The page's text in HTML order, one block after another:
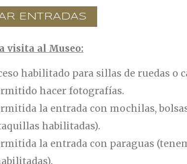
ENTRADAS
visita al Museo:
habilitado para sillas de ruedas o
hacer fotografías.
la entrada con mochilas,
habilitadas).
la entrada con paraguas